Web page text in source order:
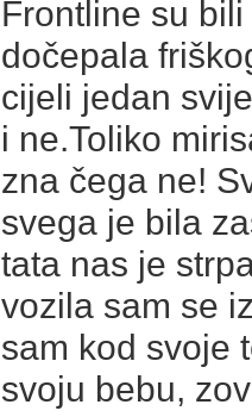
Frontline su
dočepala
cijeli jedan
i ne.Toliko
zna čega ne!
svega je bila
tata nas je
vozila sam se
sam kod svoje
svoju bebu,